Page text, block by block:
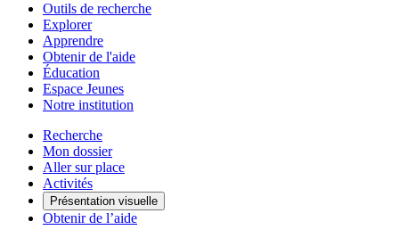
Outils de recherche
Explorer
Apprendre
Obtenir de l'aide
Éducation
Espace Jeunes
Notre institution
Recherche
Mon dossier
Aller sur place
Activités
Présentation visuelle
Obtenir de l’aide